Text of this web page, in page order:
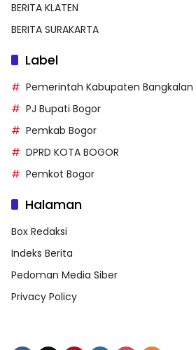
BERITA KLATEN
BERITA SURAKARTA
Label
Pemerintah Kabupaten Bangkalan
PJ Bupati Bogor
Pemkab Bogor
DPRD KOTA BOGOR
Pemkot Bogor
Halaman
Box Redaksi
Indeks Berita
Pedoman Media Siber
Privacy Policy